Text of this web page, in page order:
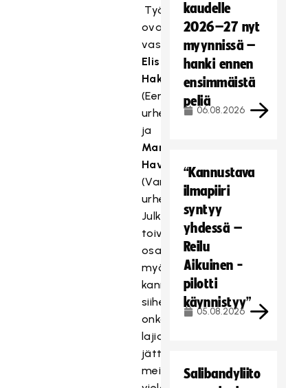
Työstä
ovat
vastanneet
Elisa
Hakamäki
(Eerikkilän
urheiluopisto)
ja
Marko
Haverinen
(Varalan
urheiluopisto).
Julkistustilaisuudessa
toivomme
osallistujilta
myös
kannanottoja
siihen,
onko
lajianalyysi
jättänyt
meille
kaudelle
2026–27 nyt
myynnissä –
hanki ennen
ensimmäistä
peliä
06.08.2026
“Kannustava
ilmapiiri
syntyy
yhdessä –
Reilu
Aikuinen -
pilotti
käynnistyy”
05.08.2026
Salibandyliito